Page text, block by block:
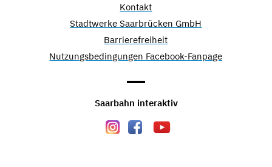
Kontakt
Stadtwerke Saarbrücken GmbH
Barrierefreiheit
Nutzungsbedingungen Facebook-Fanpage
Saarbahn interaktiv